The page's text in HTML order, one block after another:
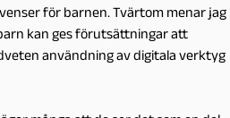
för barnen. Tvärtom menar jag
kan ges förutsättningar att
användning av digitala verktyg